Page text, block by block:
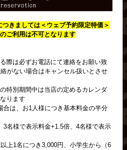
きましては＜ ウェブ予約限定特価＞
ご利用は不可となります
際は必ずお電話にて連絡をお願い致
がない場合はキャンセル扱いとさせ
特別期間中は当店の定めるカレンダ
ります
は、お1人様につき基本料金の半分
3名様で表示料金+1.5倍、4名様で表示
上1名につき3,000円、小学生から（6